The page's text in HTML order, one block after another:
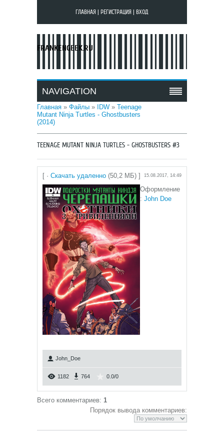
ГЛАВНАЯ РЕГИСТРАЦИЯ ВХОД
FRANKENGEEK.RU
NAVIGATION
Главная » Файлы » IDW » Teenage
Mutant Ninja Turtles - Ghostbusters
(2014)
TEENAGE MUTANT NINJA TURTLES - GHOSTBUSTERS #3
[ · Скачать удаленно (50,2 МБ) ] 15.08.2017, 14:49
Оформление
: John Doe
John_Doe
1182 764 0.0/0
Всего комментариев: 1
Порядок вывода комментариев: